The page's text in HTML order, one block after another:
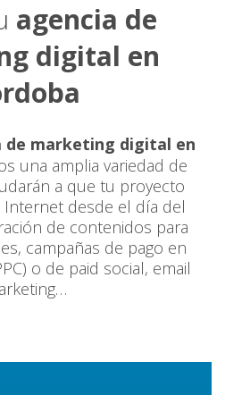
agencia de
digital en
de marketing digital en
una amplia variedad de
a que tu proyecto
Internet desde el día del
de contenidos para
campañas de pago en
o de paid social, email